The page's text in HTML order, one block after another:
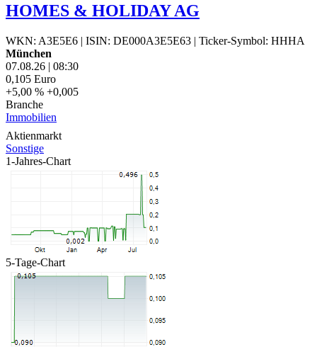
HOMES & HOLIDAY AG
WKN: A3E5E6 | ISIN: DE000A3E5E63 | Ticker-Symbol: HHHA
München
07.08.26 | 08:30
0,105 Euro
+5,00 % +0,005
Branche
Immobilien
Aktienmarkt
Sonstige
1-Jahres-Chart
5-Tage-Chart